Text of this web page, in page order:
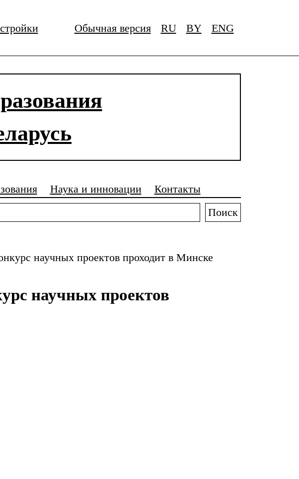
Обычная версия RU BY ENG
Наука и инновации
Контакты
Поиск
научных проектов проходит в Минске
научных проектов